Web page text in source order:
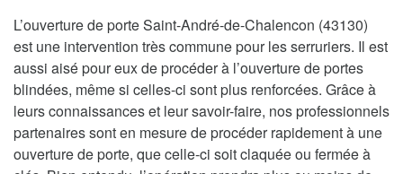
L’ouverture de porte Saint-André-de-Chalencon (43130)
est une intervention très commune pour les serruriers. Il est
aussi aisé pour eux de procéder à l’ouverture de portes
blindées, même si celles-ci sont plus renforcées. Grâce à
leurs connaissances et leur savoir-faire, nos professionnels
partenaires sont en mesure de procéder rapidement à une
ouverture de porte, que celle-ci soit claquée ou fermée à